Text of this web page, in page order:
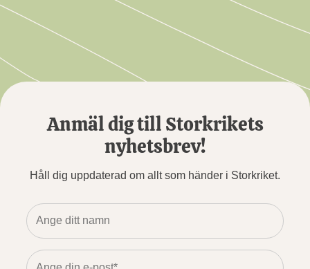
Anmäl dig till Storkrikets
nyhetsbrev!
Håll dig uppdaterad om allt som händer i Storkriket.